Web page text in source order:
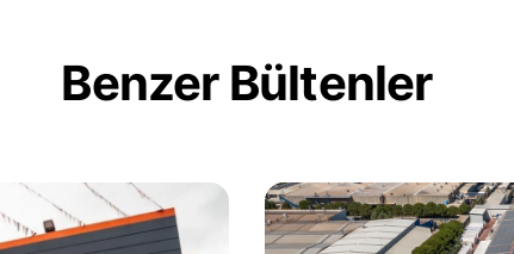
Benzer Bültenler